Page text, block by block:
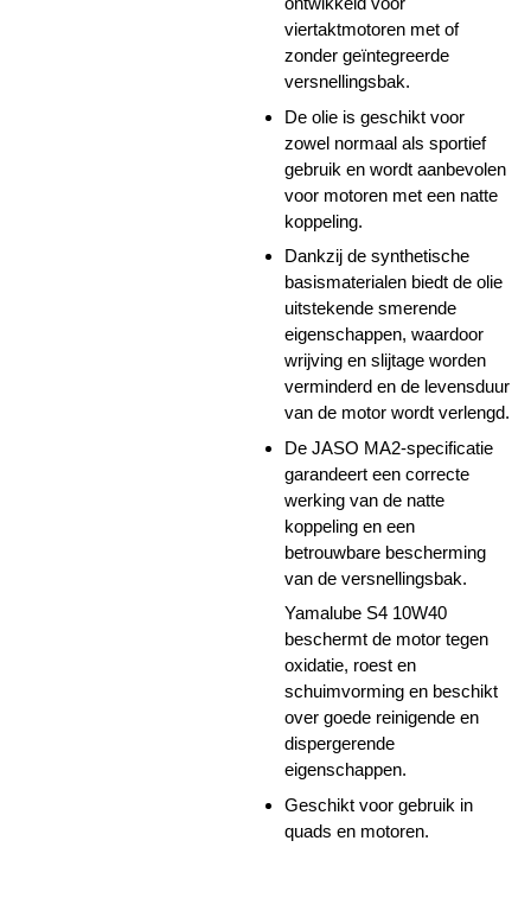
viertaktmotoren met of
zonder geïntegreerde
versnellingsbak.
De olie is geschikt voor
zowel normaal als sportief
gebruik en wordt aanbevolen
voor motoren met een natte
koppeling.
Dankzij de synthetische
basismaterialen biedt de olie
uitstekende smerende
eigenschappen, waardoor
wrijving en slijtage worden
verminderd en de levensduur
van de motor wordt verlengd.
De JASO MA2-specificatie
garandeert een correcte
werking van de natte
koppeling en een
betrouwbare bescherming
van de versnellingsbak.
Yamalube S4 10W40
beschermt de motor tegen
oxidatie, roest en
schuimvorming en beschikt
over goede reinigende en
dispergerende
eigenschappen.
Geschikt voor gebruik in
quads en motoren.